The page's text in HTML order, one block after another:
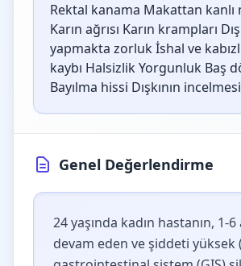
Rektal kanama Makattan kanlı
Karın ağrısı Karın krampları
yapmakta zorluk İshal ve
kaybı Halsizlik Yorgunluk Baş
Bayılma hissi Dışkının incelmesi
Genel Değerlendirme
24 yaşında kadın hastanın, 1-6
devam eden ve şiddeti yüksek